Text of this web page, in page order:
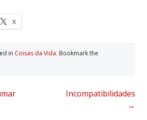
X
in Coisas da Vida. Bookmark the
Incompatibilidades
→